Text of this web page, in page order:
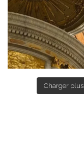
Charger plus